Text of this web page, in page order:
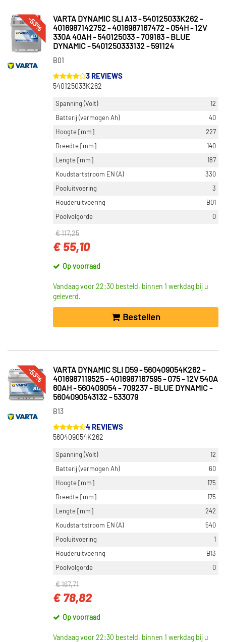
-53%
VARTA DYNAMIC SLI A13 - 540125033K262 -
4016987142752 - 4016987167472 - 054H - 12V
330A 40AH - 540125033 - 709183 - BLUE
DYNAMIC - 5401250333132 - 591124
B01
3 REVIEWS
540125033K262
Spanning (Volt)
12
Batterij (vermogen Ah)
40
Hoogte [mm]
227
Breedte [mm]
140
Lengte [mm]
187
Koudstartstroom EN (A)
330
Pooluitvoering
3
Houderuitvoering
B01
Poolvolgorde
0
€ 117,25
€ 55,10
Op voorraad
Vandaag voor 22:30 besteld, binnen 1 werkdag bij u
geleverd.
Bestellen
-53%
VARTA DYNAMIC SLI D59 - 560409054K262 -
4016987119525 - 4016987167595 - 075 - 12V 540A
60AH - 560409054 - 709237 - BLUE DYNAMIC -
5604090543132 - 533079
B13
4 REVIEWS
560409054K262
Spanning (Volt)
12
Batterij (vermogen Ah)
60
Hoogte [mm]
175
Breedte [mm]
175
Lengte [mm]
242
Koudstartstroom EN (A)
540
Pooluitvoering
1
Houderuitvoering
B13
Poolvolgorde
0
€ 167,71
€ 78,82
Op voorraad
Vandaag voor 22:30 besteld, binnen 1 werkdag bij u